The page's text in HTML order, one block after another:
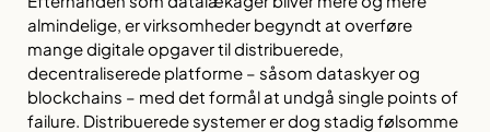
almindelige, er virksomheder begyndt at overføre
mange digitale opgaver til distribuerede,
decentraliserede platforme – såsom dataskyer og
blockchains – med det formål at undgå single points of
failure . Distribuerede systemer er dog stadig følsomme